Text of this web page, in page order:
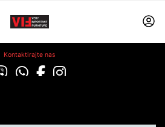
Kontaktirajte nas